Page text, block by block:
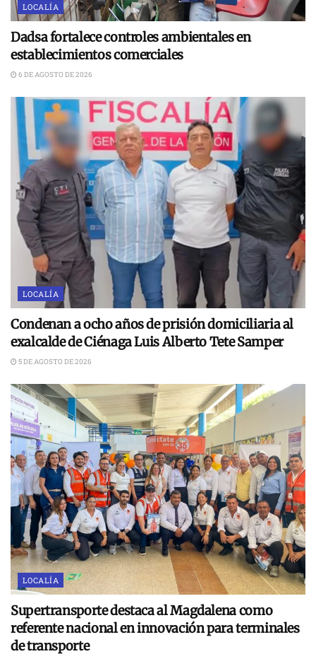
LOCALÍA
Dadsa fortalece controles ambientales en
establecimientos comerciales
6 DE AGOSTO DE 2026
LOCALÍA
Condenan a ocho años de prisión domiciliaria al
exalcalde de Ciénaga Luis Alberto Tete Samper
5 DE AGOSTO DE 2026
LOCALÍA
Supertransporte destaca al Magdalena como
referente nacional en innovación para terminales
de transporte